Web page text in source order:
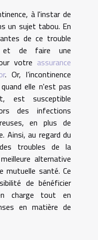
à l'instar de
un sujet tabou. En
de ce trouble
et de faire une
votre assurance
. Or, l’incontinence
elle n'est pas
est susceptible
des infections
en plus de
Ainsi, au regard du
troubles de la
alternative
mutuelle santé. Ce
de bénéficier
charge tout en
en matière de